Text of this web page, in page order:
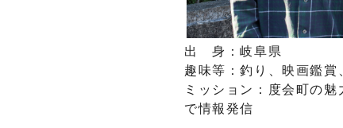
出 身：岐阜県
趣味等：釣り、映画鑑賞
ミッション：度会町の魅
で情報発信